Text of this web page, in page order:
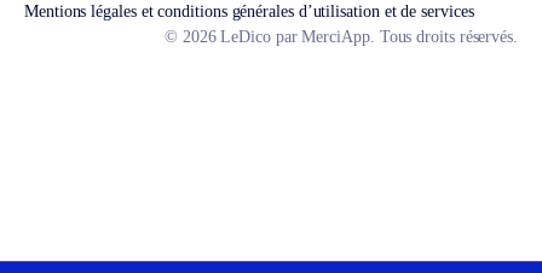
Mentions légales et conditions générales d’utilisation et de services
© 2026 LeDico par MerciApp. Tous droits réservés.